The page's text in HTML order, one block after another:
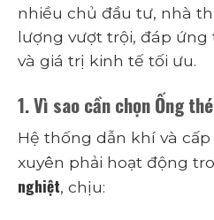
nhiều chủ đầu tư, nhà
lượng vượt trội, đáp ứng
và giá trị kinh tế tối ưu.
1. Vì sao cần chọn Ống
Hệ thống dẫn khí và
xuyên phải hoạt động
nghiệt, chịu: